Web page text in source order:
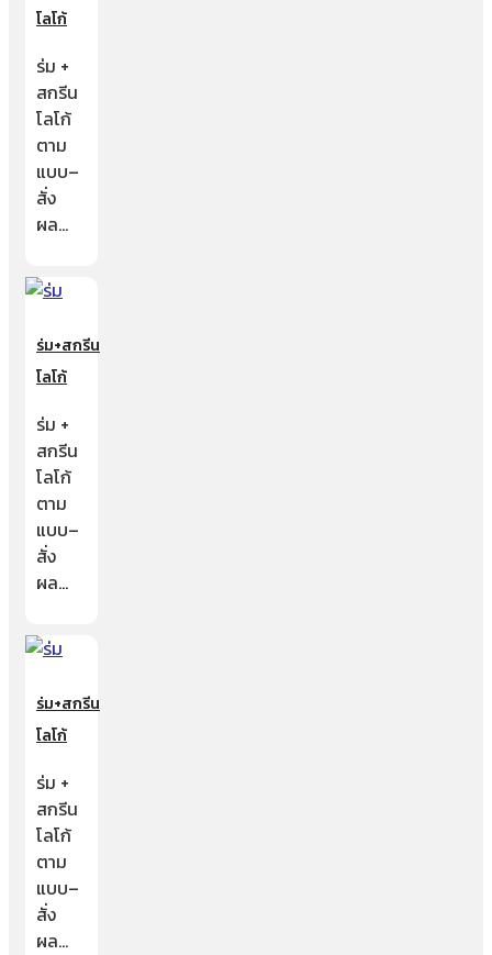
โลโก้
ร่ม +
สกรีน
โลโก้
ตาม
แบบ–
สั่ง
ผล…
ร่ม+สกรีน
โลโก้
ร่ม +
สกรีน
โลโก้
ตาม
แบบ–
สั่ง
ผล…
ร่ม+สกรีน
โลโก้
ร่ม +
สกรีน
โลโก้
ตาม
แบบ–
สั่ง
ผล…